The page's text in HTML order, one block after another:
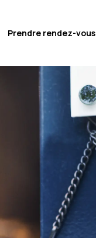
Prendre rendez-vous